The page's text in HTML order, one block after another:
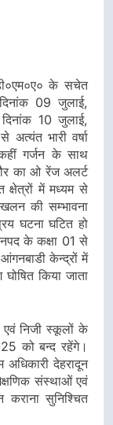
के सचेत
09 जुलाई,
10 जुलाई,
भारी वर्षा
गर्जन के साथ
का ओ रेंज अलर्ट
क्षेत्रों में मध्यम से
की सम्भावना
घटना घटित हो
के कक्षा 01 से
केन्द्रों में
किया जाता
निजी स्कूलों के
को बन्द रहेंगे।
अधिकारी देहरादून
संस्थाओं एवं
सुनिश्चित